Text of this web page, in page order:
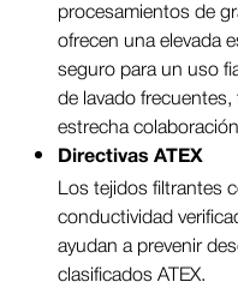
procesamientos de
ofrecen una elevada
seguro para un uso
de lavado
estrecha
Directivas ATEX
Los tejidos filtrantes
conductividad
ayudan a prevenir
clasificados ATEX.